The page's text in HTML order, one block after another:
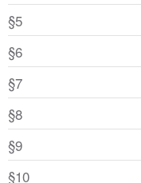
§5
§6
§7
§8
§9
§10